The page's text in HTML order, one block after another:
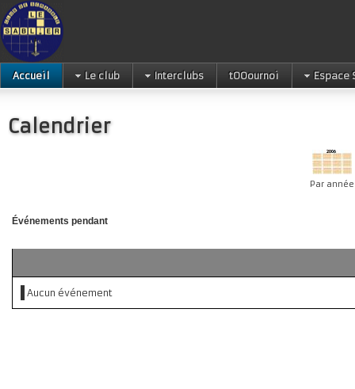
Accueil Le club Interclubs tOOournoi Espace
Calendrier
Par année
Événements pendant
Aucun événement